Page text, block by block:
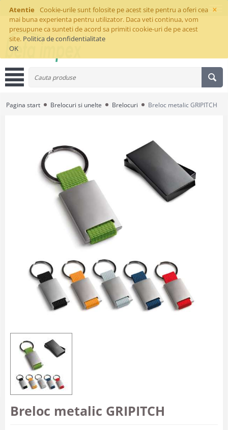
×
Atentie
Cookie-urile sunt folosite pe acest site pentru a oferi cea
mai buna experienta pentru utilizator. Daca veti continua, vom
presupune ca sunteti de acord sa primiti cookie-uri de pe acest
site. Politica de confidentialitate
OK
Pagina start Brelocuri si unelte Brelocuri Breloc metalic GRIPITCH
Breloc metalic GRIPITCH